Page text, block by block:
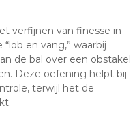
verfijnen van finesse in
en vang,” waarbij
de bal over een obstakel
Deze oefening helpt bij
terwijl het de